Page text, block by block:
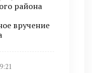
района
вручение